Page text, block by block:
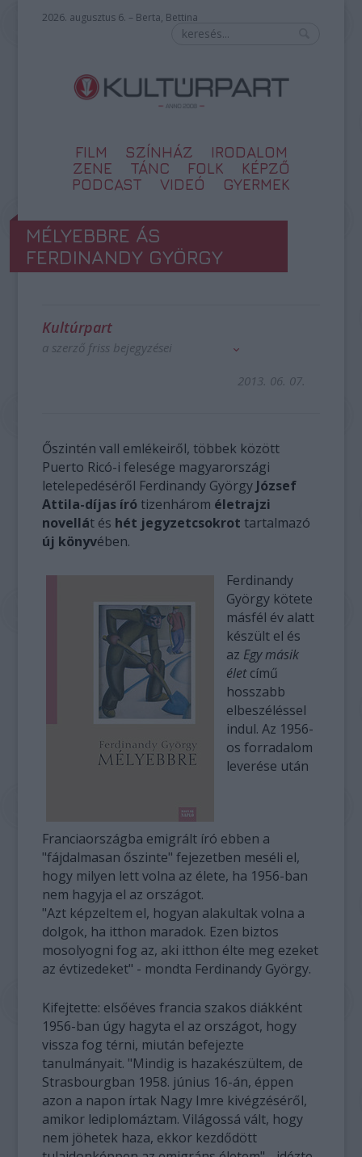
2026. augusztus 6. – Berta, Bettina
FILM SZÍNHÁZ
IRODALOM
ZENE
TÁNC FOLK
KÉPZŐ
PODCAST
VIDEÓ GYERMEK
MÉLYEBBRE ÁS
FERDINANDY GYÖRGY
Kultúrpart
a szerző friss bejegyzései
2013. 06. 07.
Őszintén vall emlékeiről, többek között
Puerto Ricó-i felesége magyarországi
letelepedéséről Ferdinandy György József
Attila-díjas író tizenhárom életrajzi
novellát és hét jegyzetcsokrot tartalmazó
új könyvében.
Ferdinandy
György kötete
másfél év alatt
készült el és
az Egy másik
életcímű
hosszabb
elbeszéléssel
indul. Az 1956-
os forradalom
leverése után
Franciaországba emigrált író ebben a
"fájdalmasan őszinte" fejezetben meséli el,
hogy milyen lett volna az élete, ha 1956-ban
nem hagyja el az országot.
"Azt képzeltem el, hogyan alakultak volna a
dolgok, ha itthon maradok. Ezen biztos
mosolyogni fog az, aki itthon élte meg ezeket
az évtizedeket" - mondta Ferdinandy György.
Kifejtette: elsőéves francia szakos diákként
1956-ban úgy hagyta el az országot, hogy
vissza fog térni, miután befejezte
tanulmányait. "Mindig is hazakészültem, de
Strasbourgban 1958. június 16-án, éppen
azon a napon írtak Nagy Imre kivégzéséről,
amikor lediplomáztam. Világossá vált, hogy
nem jöhetek haza, ekkor kezdődött